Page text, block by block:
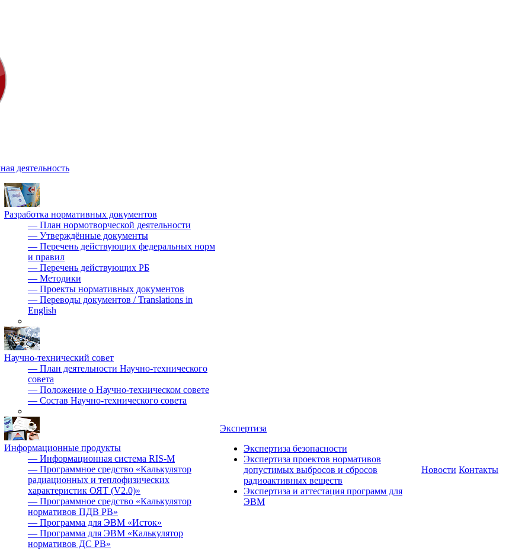
деятельность
Разработка нормативных документов
— План нормотворческой деятельности
— Утверждённые документы
— Перечень действующих федеральных норм
и правил
— Перечень действующих РБ
— Методики
— Проекты нормативных документов
— Переводы документов / Translations in
English
Научно-технический совет
— План деятельности Научно-технического
совета
— Положение о Научно-техническом совете
— Состав Научно-технического совета
Информационные продукты
— Информационная система RIS-M
— Программное средство «Калькулятор
радиационных и теплофизических
характеристик ОЯТ (V2.0)»
— Программное средство «Калькулятор
нормативов ПДВ РВ»
— Программа для ЭВМ «Исток»
— Программа для ЭВМ «Калькулятор
нормативов ДС РВ»
Экспертиза
Экспертиза безопасности
Экспертиза проектов нормативов
допустимых выбросов и сбросов
радиоактивных веществ
Экспертиза и аттестация программ для
ЭВМ
Новости Контакты